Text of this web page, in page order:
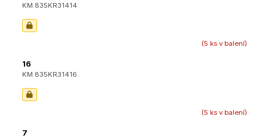
KM 835KR31414
(5 ks v balení)
16
KM 835KR31416
(5 ks v balení)
7